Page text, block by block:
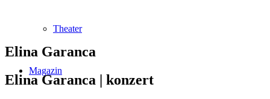
Theater
Magazin
Elina Garanca
Elina Garanca | konzert